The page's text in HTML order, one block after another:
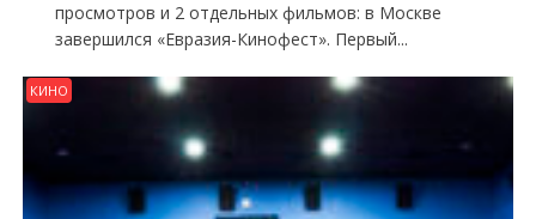
просмотров и 2 отдельных фильмов: в Москве
завершился «Евразия-Кинофест». Первый...
КИНО